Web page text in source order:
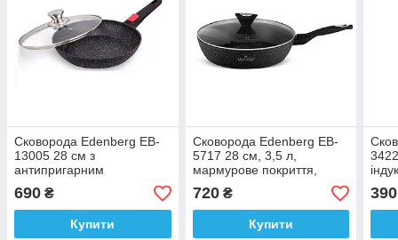
Сковорода Edenberg EB-
13005 28 см з
антипригарним
мармуровим покриттям,
знімною ручкою, скляною
кришкою
690 ₴
Купити
Сковорода Edenberg EB-
5717 28 см, 3,5 л,
мармурове покриття,
скляна кришка, глибока
сковорода
720₴
Купити
390